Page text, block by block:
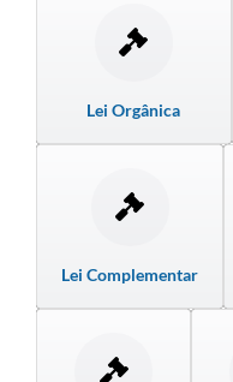
Galeria de Fotos
Galeria de Vídeos
Lei Orgânica
Lei Complementar